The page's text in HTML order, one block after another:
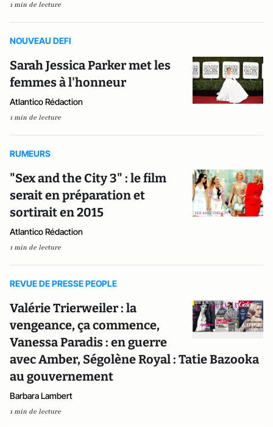
1 min de lecture
NOUVEAU DEFI
Sarah Jessica Parker met les
femmes à l'honneur
Atlantico Rédaction
1 min de lecture
RUMEURS
"Sex and the City 3" : le film
serait en préparation et
sortirait en 2015
Atlantico Rédaction
1 min de lecture
REVUE DE PRESSE PEOPLE
Valérie Trierweiler : la
vengeance, ça commence,
Vanessa Paradis : en guerre
avec Amber, Ségolène Royal : Tatie Bazooka
au gouvernement
Barbara Lambert
1 min de lecture